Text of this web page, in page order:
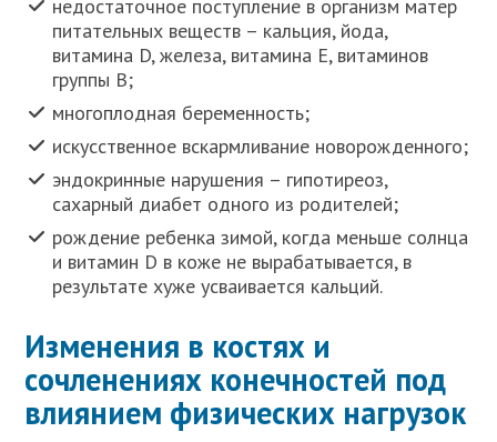
недостаточное поступление в организм матер
питательных веществ – кальция, йода,
витамина D, железа, витамина Е, витаминов
группы В;
многоплодная беременность;
искусственное вскармливание новорожденного;
эндокринные нарушения – гипотиреоз,
сахарный диабет одного из родителей;
рождение ребенка зимой, когда меньше солнца
и витамин D в коже не вырабатывается, в
результате хуже усваивается кальций.
Изменения в костях и
сочленениях конечностей под
влиянием физических нагрузок